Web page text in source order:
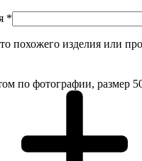
*
похожего изделия или
по фотографии, размер